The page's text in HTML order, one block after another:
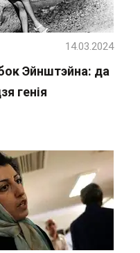
Эйнштэйна: да
генія
14.03.2024